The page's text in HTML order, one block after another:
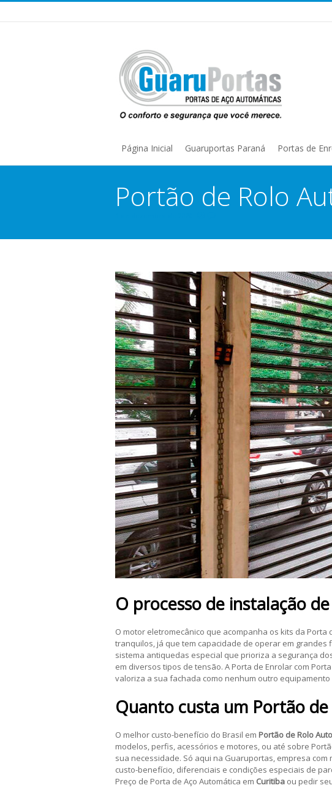
Página Inicial Guaruportas Paraná Portas de
Portão de Rolo
O processo de instalação de
O motor eletromecânico que acompanha os kits da
tranquilos, já que tem capacidade de operar em grandes
sistema antiquedas especial que prioriza a segurança
em diversos tipos de tensão. A Porta de Enrolar com
valoriza a sua fachada como nenhum outro equipamento
Quanto custa um Portão
O melhor custo-benefício do Brasil em Portão de Rolo
modelos, perfis, acessórios e motores, ou até sobre
sua necessidade. Só aqui na Guaruportas, empresa
custo-benefício, diferenciais e condições especiais de
Preço de Porta de Aço Automática em Curitiba ou pedir